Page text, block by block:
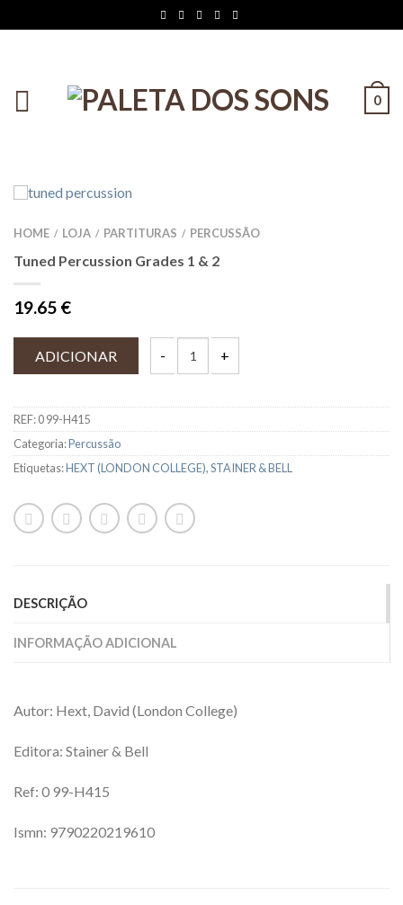
0
HOME / LOJA / PARTITURAS / PERCUSSÃO
Tuned Percussion Grades 1 & 2
19.65 €
ADICIONAR
REF:0 99-H415
Categoria:Percussão
Etiquetas:HEXT (LONDON COLLEGE),STAINER & BELL
DESCRIÇÃO
INFORMAÇÃO ADICIONAL
Autor: Hext, David (London College)
Editora: Stainer & Bell
Ref: 0 99-H415
Ismn: 9790220219610